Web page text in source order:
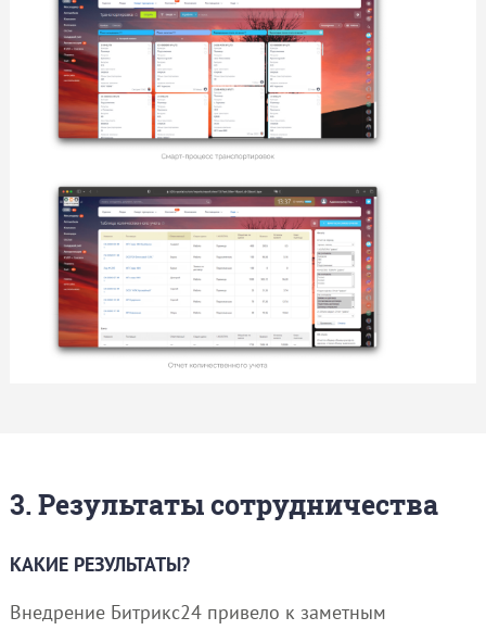
3. Результаты сотрудничества
КАКИЕ РЕЗУЛЬТАТЫ?
Внедрение Битрикс24 привело к заметным